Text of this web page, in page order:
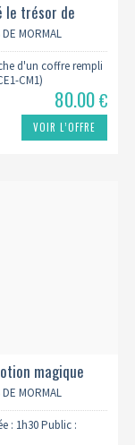
le trésor de
MORMAL
d'un coffre rempli
CM1)
80.00€
VOIR L’OFFRE
magique
MORMAL
: 1h30 Public :